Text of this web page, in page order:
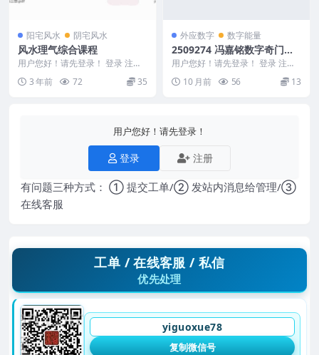
阳宅风水 阴宅风水
风水理气综合课程
用户您好！请先登录！ 登录 注册
风水场地理气篇 24集+文档 Y2305
-05...3 年前 72 35
外应数字 数字能量
2509274 冯嘉铭数字奇门穿
壬手机号预测技法体系中级课
程21集视频，有字幕Y
用户您好！请先登录！ 登录 注册
冯嘉铭数字奇门穿壬手机号预测技
法体系中级课程2...
10 月前 56 13
用户您好！请先登录！
登录 注册
有问题三种方式： ① 提交工单/② 发站内消息给管理/③
在线客服
工单 / 在线客服 / 私信
优先处理
yiguoxue78
复制微信号